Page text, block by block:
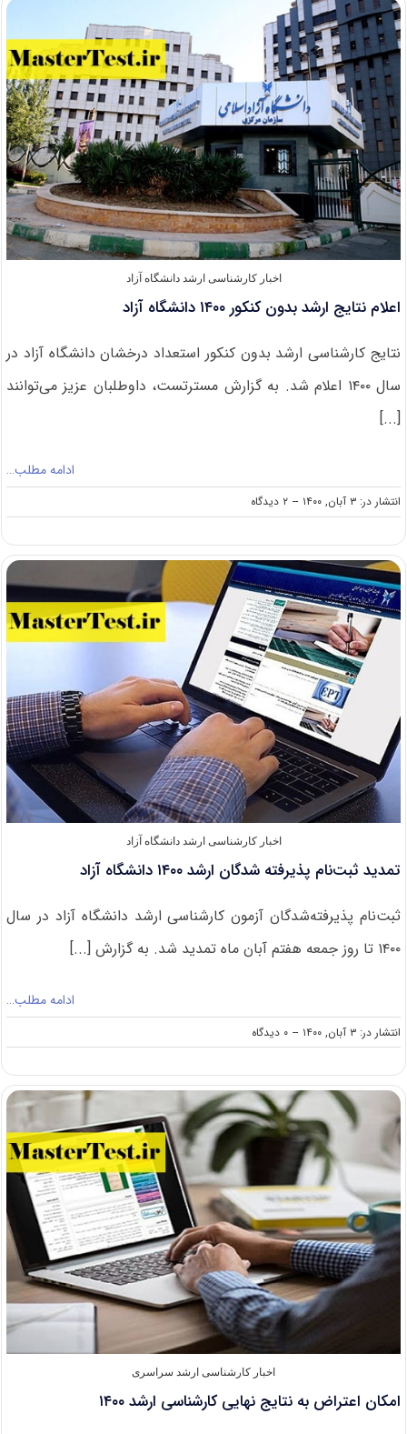
بدون
۱۴۰۰
آزاد
اخبار کارشناسی ارشد دانشگاه آزاد
اعلام نتایج ارشد بدون کنکور ۱۴۰۰ دانشگاه آزاد
نتایج کارشناسی ارشد بدون کنکور استعداد درخشان دانشگاه آزاد در
سال ۱۴۰۰ اعلام شد. به گزارش مسترتست، داوطلبان عزیز می‌توانند
[...]
ادامه مطلب…
انتشار در: ۳ آبان, ۱۴۰۰ -- ۲ دیدگاه
on
اعلام
ارشد
بدون
کنکور
۱۴۰۰
دانشگاه
آزاد
اخبار کارشناسی ارشد دانشگاه آزاد
تمدید ثبت‌نام پذیرفته شدگان ارشد ۱۴۰۰ دانشگاه آزاد
ثبت‌نام پذیرفته‌شدگان آزمون کارشناسی ارشد دانشگاه آزاد در سال
۱۴۰۰ تا روز جمعه هفتم آبان ماه تمدید شد. به گزارش [...]
ادامه مطلب…
انتشار در: ۳ آبان, ۱۴۰۰ -- ۰ دیدگاه
on
تمدید
پذیرفته
شدگان
ارشد
۱۴۰۰
دانشگاه
آزاد
اخبار کارشناسی ارشد سراسری
امکان اعتراض به نتایج نهایی کارشناسی ارشد ۱۴۰۰